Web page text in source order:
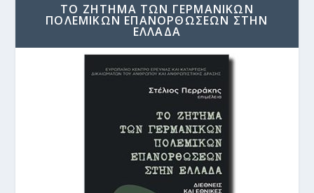
ΤΟ ΖΗΤΗΜΑ ΤΩΝ ΓΕΡΜΑΝΙΚΩΝ
ΠΟΛΕΜΙΚΩΝ ΕΠΑΝΟΡΘΩΣΕΩΝ ΣΤΗΝ
ΕΛΛΑΔΑ